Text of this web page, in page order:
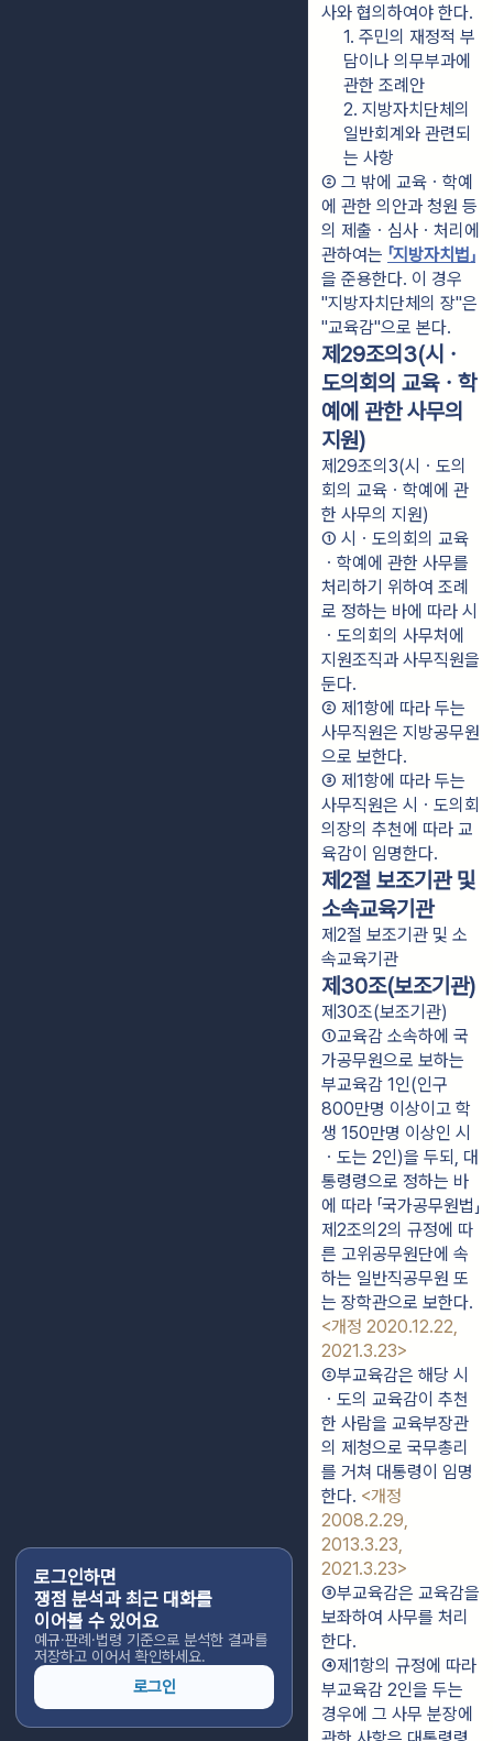
로그인하면
쟁점 분석과 최근 대화를
이어볼 수 있어요
예규·판례·법령 기준으로 분석한 결과를
저장하고 이어서 확인하세요.
로그인
사와 협의하여야 한다.
1. 주민의 재정적 부
담이나 의무부과에
관한 조례안
2. 지방자치단체의
일반회계와 관련되
는 사항
② 그 밖에 교육ㆍ학예
에 관한 의안과 청원 등
의 제출ㆍ심사ㆍ처리에
관하여는 「지방자치법」
을 준용한다. 이 경우
"지방자치단체의 장"은
"교육감"으로 본다.
제29조의3(시ㆍ
도의회의 교육ㆍ학
예에 관한 사무의
지원)
제29조의3(시ㆍ도의
회의 교육ㆍ학예에 관
한 사무의 지원)
① 시ㆍ도의회의 교육
ㆍ학예에 관한 사무를
처리하기 위하여 조례
로 정하는 바에 따라 시
ㆍ도의회의 사무처에
지원조직과 사무직원을
둔다.
② 제1항에 따라 두는
사무직원은 지방공무원
으로 보한다.
③ 제1항에 따라 두는
사무직원은 시ㆍ도의회
의장의 추천에 따라 교
육감이 임명한다.
제2절 보조기관 및
소속교육기관
제2절 보조기관 및 소
속교육기관
제30조(보조기관)
제30조(보조기관)
①교육감 소속하에 국
가공무원으로 보하는
부교육감 1인(인구
800만명 이상이고 학
생 150만명 이상인 시
ㆍ도는 2인)을 두되, 대
통령령으로 정하는 바
에 따라 「국가공무원법」
제2조의2의 규정에 따
른 고위공무원단에 속
하는 일반직공무원 또
<개정 2020.12.22,
2021.3.23>
②부교육감은 해당 시
ㆍ도의 교육감이 추천
한 사람을 교육부장관
의 제청으로 국무총리
를 거쳐 대통령이 임명
한다. <개정
2008.2.29,
2013.3.23,
2021.3.23>
③부교육감은 교육감을
보좌하여 사무를 처리
한다.
④제1항의 규정에 따라
부교육감 2인을 두는
경우에 그 사무 분장에